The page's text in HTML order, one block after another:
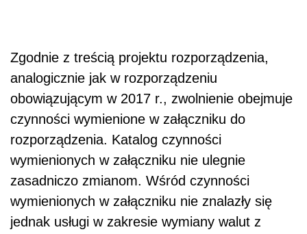
Zgodnie z treścią projektu rozporządzenia,
analogicznie jak w rozporządzeniu
obowiązującym w 2017 r., zwolnienie obejmuje
czynności wymienione w załączniku do
rozporządzenia. Katalog czynności
wymienionych w załączniku nie ulegnie
zasadniczo zmianom. Wśród czynności
wymienionych w załączniku nie znalazły się
jednak usługi w zakresie wymiany walut z